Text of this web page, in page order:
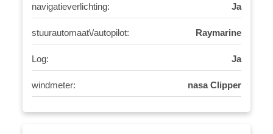
navigatieverlichting: Ja
stuurautomaat\/autopilot: Raymarine
Log: Ja
windmeter: nasa Clipper